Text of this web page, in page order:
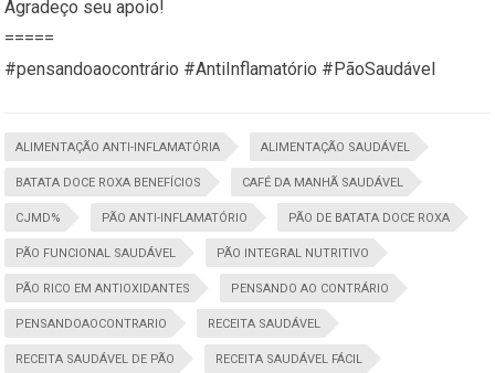
Agradeço seu apoio!
=====
#pensandoaocontrário #AntiInflamatório #PãoSaudável
ALIMENTAÇÃO ANTI-INFLAMATÓRIA ALIMENTAÇÃO SAUDÁVEL
BATATA DOCE ROXA BENEFÍCIOS CAFÉ DA MANHÃ SAUDÁVEL
CJMD% PÃO ANTI-INFLAMATÓRIO PÃO DE BATATA DOCE ROXA
PÃO FUNCIONAL SAUDÁVEL PÃO INTEGRAL NUTRITIVO
PÃO RICO EM ANTIOXIDANTES PENSANDO AO CONTRÁRIO
PENSANDOAOCONTRARIO RECEITA SAUDÁVEL
RECEITA SAUDÁVEL DE PÃO RECEITA SAUDÁVEL FÁCIL